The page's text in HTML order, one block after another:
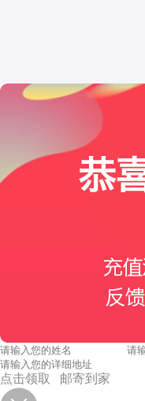
点击领取 邮寄到家